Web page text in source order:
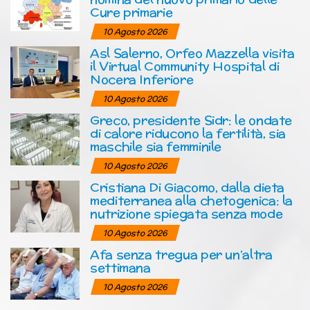
Cure primarie
10 Agosto 2026
Asl Salerno, Orfeo Mazzella visita
il Virtual Community Hospital di
Nocera Inferiore
10 Agosto 2026
Greco, presidente Sidr: le ondate
di calore riducono la fertilità, sia
maschile sia femminile
10 Agosto 2026
Cristiana Di Giacomo, dalla dieta
mediterranea alla chetogenica: la
nutrizione spiegata senza mode
10 Agosto 2026
Afa senza tregua per un’altra
settimana
10 Agosto 2026